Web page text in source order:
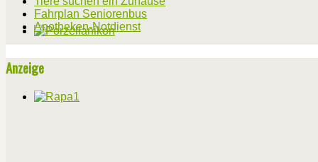
Fahrplan Seniorenbus
Apotheken-Notdienst
Anzeige